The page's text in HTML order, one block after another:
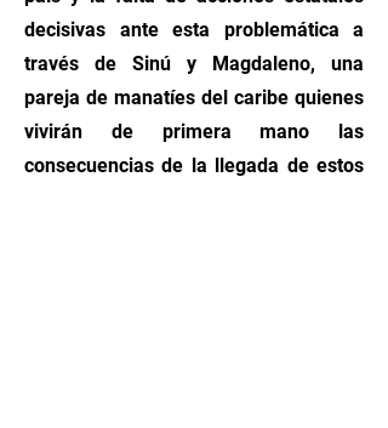
decisivas ante esta problemática a
través de Sinú y Magdaleno, una
pareja de manatíes del caribe quienes
vivirán de primera mano las
consecuencias de la llegada de estos